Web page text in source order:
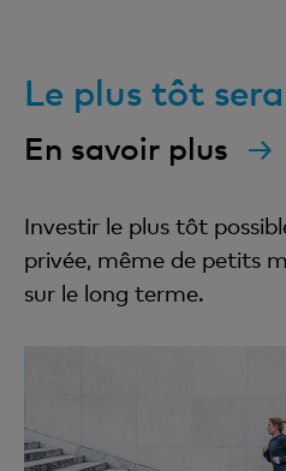
Le plus tôt
En savoir plus
Investir le plus tôt
privée, même de petits
sur le long terme.